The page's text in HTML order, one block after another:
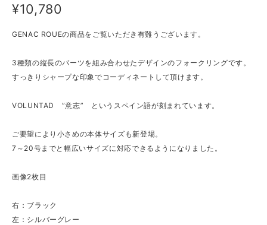
¥10,780
GENAC ROUEの商品をご覧いただき有難うございます。
3種類の縦長のパーツを組み合わせたデザインのフォークリングです。
すっきりシャープな印象でコーディネートして頂けます。
VOLUNTAD ”意志” というスペイン語が刻まれています。
ご要望により小さめの本体サイズも新登場。
7～20号までと幅広いサイズに対応できるようになりました。
画像2枚目
右：ブラック
左：シルバーグレー